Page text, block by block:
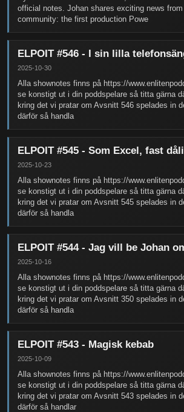
official notes. Johan shares exciting news
community: the first production Powe
ELPOIT #546 - I sin lilla
2025-10-30
Alla shownotes finns på https://
se konstigt ut i din poddspelare så titta gärna
kring det vi pratar om Avsnitt 546 spelades in
därför så handla
ELPOIT #545 - Som Excel, fast
2025-10-23
Alla shownotes finns på https://
se konstigt ut i din poddspelare så titta gärna
kring det vi pratar om Avsnitt 545 spelades in
därför så handla
ELPOIT #544 - Jag vill be Johan
2025-10-16
Alla shownotes finns på https://
se konstigt ut i din poddspelare så titta gärna
kring det vi pratar om Avsnitt 350 spelades in
därför så handla
ELPOIT #543 - Magisk kebab
2025-10-09
Alla shownotes finns på https://
se konstigt ut i din poddspelare så titta gärna
kring det vi pratar om Avsnitt 543 spelades in
därför så handlar